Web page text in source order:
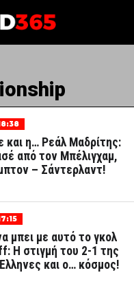
και η… Ρεάλ Μαδρίτης:
από τον Μπέλιγχαμ,
– Σάντερλαντ!
μπει με αυτό το γκολ
Η στιγμή του 2-1 της
και ο… κόσμος!